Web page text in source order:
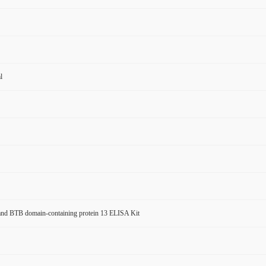
BTB domain-containing protein 13 ELISA Kit